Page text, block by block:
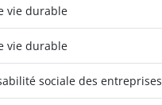
vie durable
vie durable
sociale des entreprises